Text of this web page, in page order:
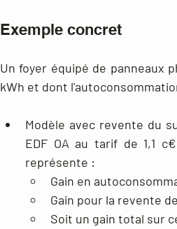
Exemple concret
Un foyer équipé de panneaux
kWh et dont
Modèle avec revente du
EDF OA au tarif de 1,1
représente :
Gain en
Gain pour la revente
Soit un gain total sur